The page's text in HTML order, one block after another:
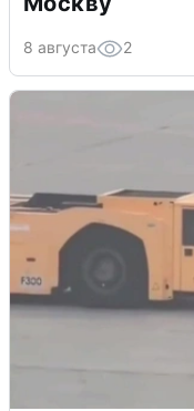
8 августа 2